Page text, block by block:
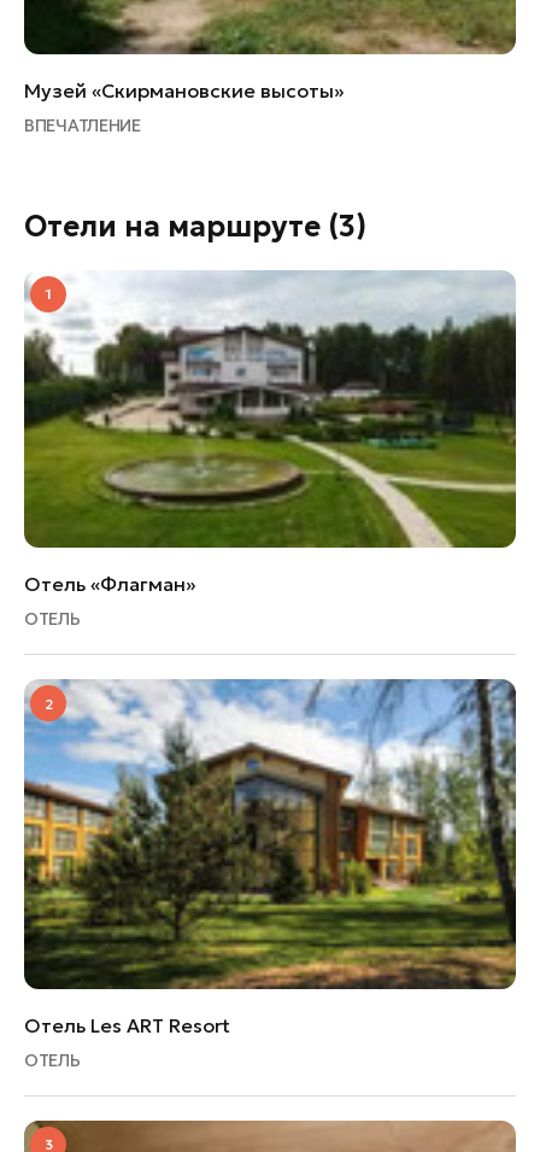
Музей «Скирмановские высоты»
ВПЕЧАТЛЕНИЕ
Отели на маршруте (3)
1
Отель «Флагман»
ОТЕЛЬ
2
Отель Les ART Resort
ОТЕЛЬ
3